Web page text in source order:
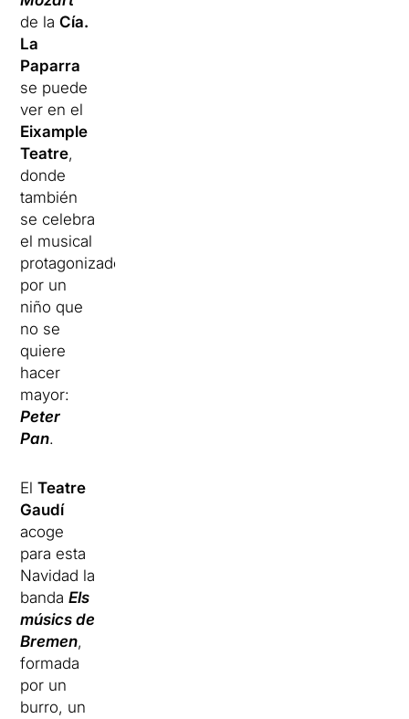
de laCía.
La
Paparra
se puede
ver en el
Eixample
Teatre,
donde
también
se celebra
el musical
protagonizado
por un
niño que
no se
quiere
hacer
mayor:
Peter
Pan.
ElTeatre
Gaudí
acoge
para esta
Navidad la
bandaEls
músics de
Bremen,
formada
por un
burro, un